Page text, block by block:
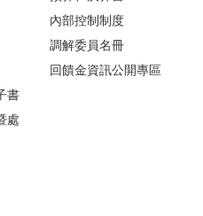
書
處
內部控制制度
調解委員名冊
回饋金資訊公開專區